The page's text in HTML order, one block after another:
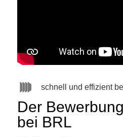
schnell und effizient
Der
bei BRL